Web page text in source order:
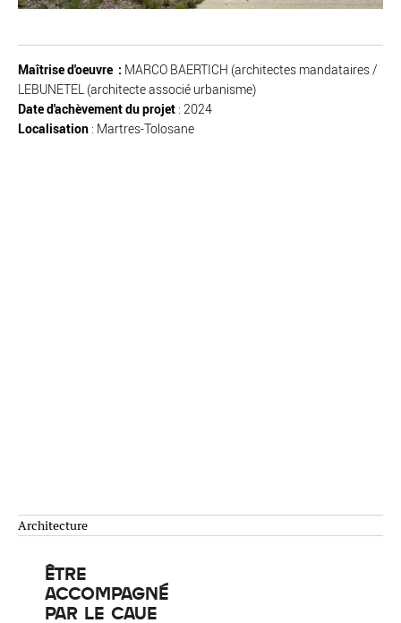
Architecture
ÊTRE
ACCOMPAGNÉ
PAR LE CAUE
Maîtrise d'oeuvre : MARCO BAERTICH (architectes mandataires /
LEBUNETEL (architecte associé urbanisme)
Date d'achèvement du projet : 2024
Localisation : Martres-Tolosane